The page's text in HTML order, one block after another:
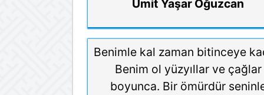
Ümit Yaşar Oğuzcan
Benimle kal zaman bitinceye
Benim ol yüzyıllar ve çağlar
boyunca. Bir ömürdür